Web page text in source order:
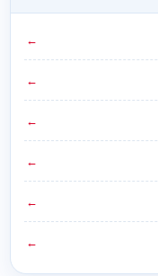
←
←
←
←
←
←